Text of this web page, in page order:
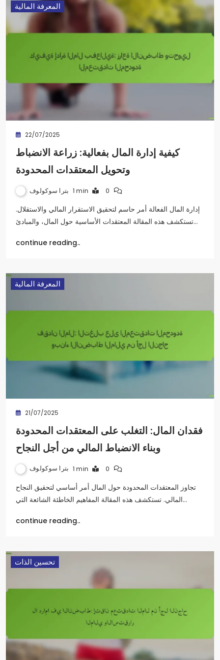
المعرفة المالية
22/07/2025
كيفية إدارة المال بفعالية: زراعة الانضباط
وتحويل المعتقدات المحدودة
بترا سوكولوف 1 min 0
إدارة المال الفعالة أمر حاسم لتحقيق الاستقرار المالي والاستقلال.
تستكشف هذه المقالة المعتقدات الأساسية حول المال، والمبادئ…
continue reading..
المعرفة المالية
21/07/2025
فقدان المال: التغلب على المعتقدات المحدودة
وبناء الانضباط المالي من أجل النجاح
بترا سوكولوف 1 min 0
تجاوز المعتقدات المحدودة حول المال أمر أساسي لتحقيق النجاح
المالي. تستكشف هذه المقالة المفاهيم الخاطئة الشائعة التي…
continue reading..
تحسين الذات